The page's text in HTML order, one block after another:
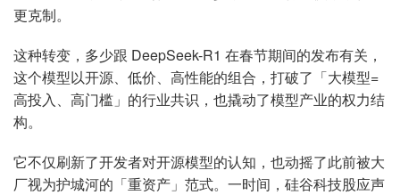
更克制。
这种转变，多少跟 DeepSeek-R1 在春节期间的发布有关，
这个模型以开源、低价、高性能的组合，打破了「大模型=
高投入、高门槛」的行业共识，也撬动了模型产业的权力结
构。
它不仅刷新了开发者对开源模型的认知，也动摇了此前被大
厂视为护城河的「重资产」范式。一时间，硅谷科技股应声